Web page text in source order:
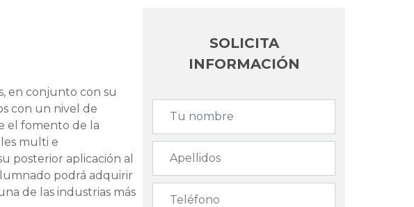
en conjunto con su
con un nivel de
el fomento de la
multi e
posterior aplicación al
podrá adquirir
de las industrias más
SOLICITA
INFORMACIÓN